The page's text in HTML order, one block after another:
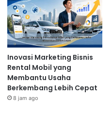
Inovasi Marketing Bisnis
Rental Mobil yang
Membantu Usaha
Berkembang Lebih Cepat
8 jam ago